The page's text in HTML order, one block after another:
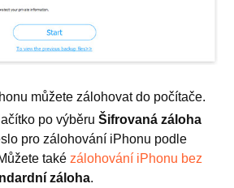
můžete zálohovat do počítače.
po výběru Šifrovaná záloha
pro zálohování iPhonu podle
také zálohování iPhonu bez
záloha.